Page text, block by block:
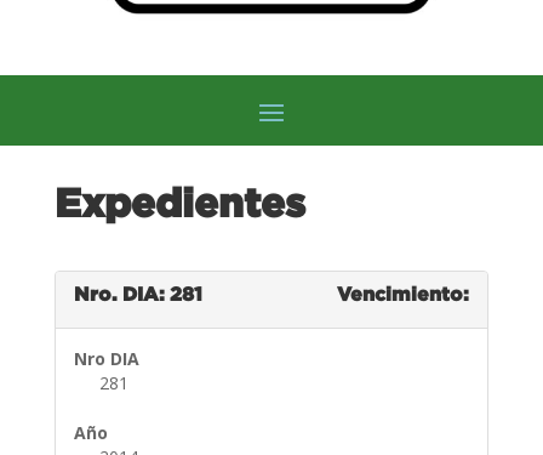
Expedientes
Nro. DIA: 281 Vencimiento:
Nro DIA
281
Año